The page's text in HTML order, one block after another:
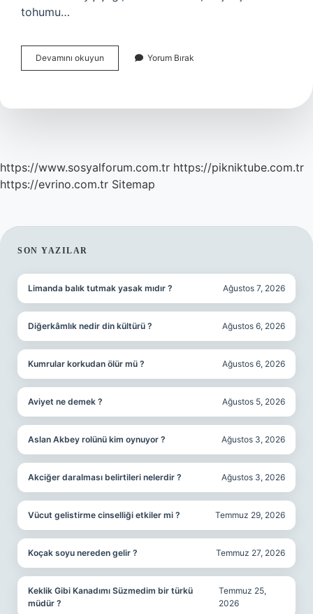
tohumu…
Devamını okuyun
Ekmeğin
Var
Yorum Bırak
https://www.sosyalforum.com.tr https://pikniktube.com.tr
https://evrino.com.tr Sitemap
SIDEBAR
SON YAZILAR
Limanda balık tutmak yasak mıdır ? Ağustos 7, 2026
Diğerkâmlık nedir din kültürü ? Ağustos 6, 2026
Kumrular korkudan ölür mü ? Ağustos 6, 2026
Aviyet ne demek ? Ağustos 5, 2026
Aslan Akbey rolünü kim oynuyor ? Ağustos 3, 2026
Akciğer daralması belirtileri nelerdir ? Ağustos 3, 2026
Vücut gelistirme cinselliği etkiler mi ? Temmuz 29, 2026
Koçak soyu nereden gelir ? Temmuz 27, 2026
Keklik Gibi Kanadımı Süzmedim bir türkü
müdür ?
Temmuz 25,
2026